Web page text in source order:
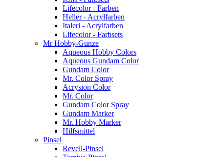
Lifecolor - Farben
Heller - Acrylfarben
Italeri - Acrylfarben
Lifecolor - Farbsets
Mr Hobby-Gunze
Aqueous Hobby Colors
Aqueous Gundam Color
Gundam Color
Mr. Color Spray
Acrysion Color
Mr. Color
Gundam Color Spray
Gundam Marker
Mr. Hobby Marker
Hilfsmittel
Pinsel
Revell-Pinsel